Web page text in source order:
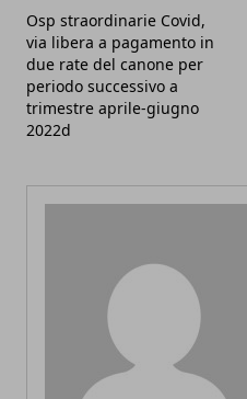
Osp straordinarie Covid,
via libera a pagamento in
due rate del canone per
periodo successivo a
trimestre aprile-giugno
2022d